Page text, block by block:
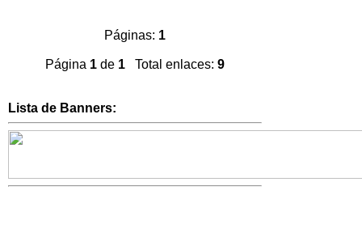
Páginas: 1
Página 1de 1 Total enlaces: 9
Lista de Banners: